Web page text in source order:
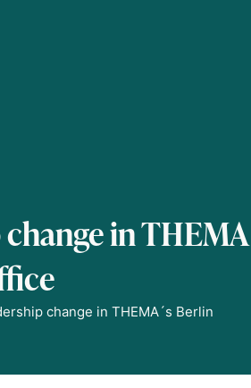
in THEMA
change in THEMA´s Berlin